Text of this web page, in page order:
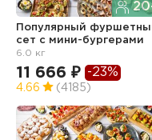
Популярный
сет c мини-бургерами
6.0 кг
11 666 ₽ -23%
4.66 (4185)